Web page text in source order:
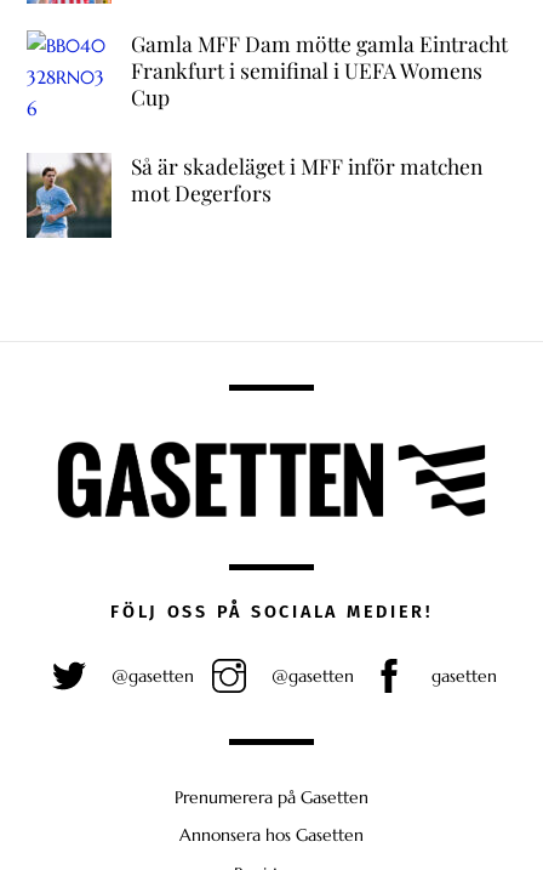
Gamla MFF Dam mötte gamla Eintracht
Frankfurt i semifinal i UEFA Womens
Cup
Så är skadeläget i MFF inför matchen
mot Degerfors
FÖLJ OSS PÅ SOCIALA MEDIER!
@gasetten @gasetten gasetten
Prenumerera på Gasetten
Annonsera hos Gasetten